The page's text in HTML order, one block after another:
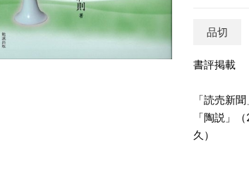
品切
書評掲載
「読売新
「陶説」
久）